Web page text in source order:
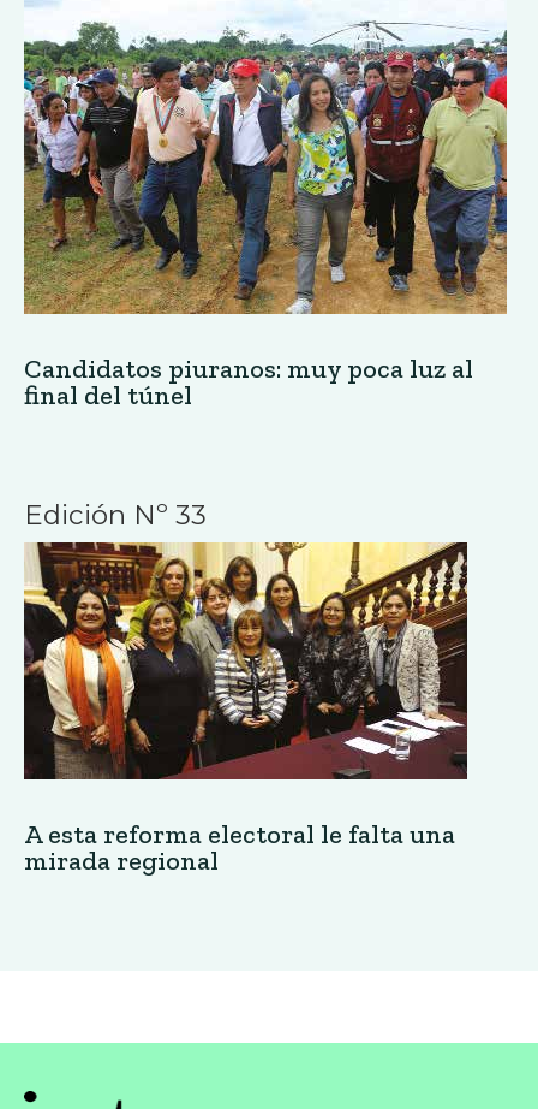
Candidatos piuranos: muy poca luz al
final del túnel
Edición Nº 33
A esta reforma electoral le falta una
mirada regional